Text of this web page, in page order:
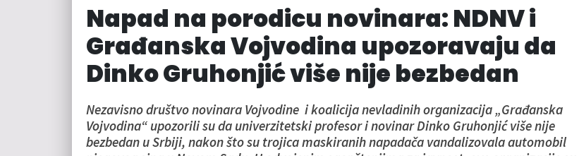
Napad na porodicu novinara: NDNV i
Građanska Vojvodina upozoravaju da
Dinko Gruhonjić više nije bezbedan
Nezavisno društvo novinara Vojvodine i koalicija nevladinih organizacija „Građanska
Vojvodina“ upozorili su da univerzitetski profesor i novinar Dinko Gruhonjić više nije
bezbedan u Srbiji, nakon što su trojica maskiranih napadača vandalizovala automobil